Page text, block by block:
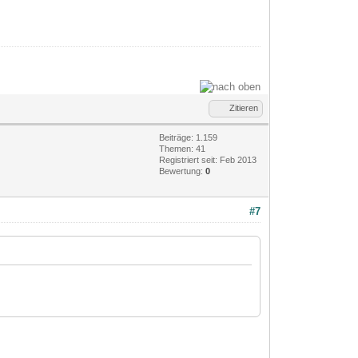
Zitieren
Beiträge: 1.159
Themen: 41
Registriert seit: Feb 2013
Bewertung:0
#7